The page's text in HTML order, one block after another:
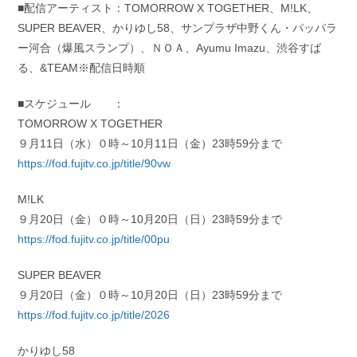
■配信アーティスト：TOMORROW X TOGETHER、M!LK、
SUPER BEAVER、かりゆし58、サンプラザ中野くん・パッパラ
ー河合（爆風スランプ）、ＮＯＡ、Ayumu Imazu、渋谷すば
る、&TEAM※配信日時順
■スケジュール ：
TOMORROW X TOGETHER
９月11日（水）０時～10月11日（金）23時59分まで
https://fod.fujitv.co.jp/title/90vw
M!LK
９月20日（金）０時～10月20日（日）23時59分まで
https://fod.fujitv.co.jp/title/00pu
SUPER BEAVER
９月20日（金）０時～10月20日（日）23時59分まで
https://fod.fujitv.co.jp/title/2026
かりゆし58